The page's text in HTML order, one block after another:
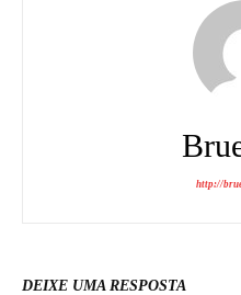
http://
DEIXE UMA RESPOSTA